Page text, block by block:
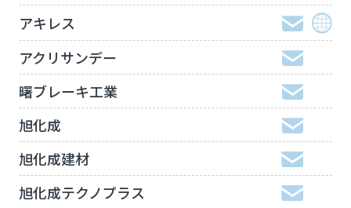
アキレス
アクリサンデー
曙ブレーキ工業
旭化成
旭化成建材
旭化成テクノプラス